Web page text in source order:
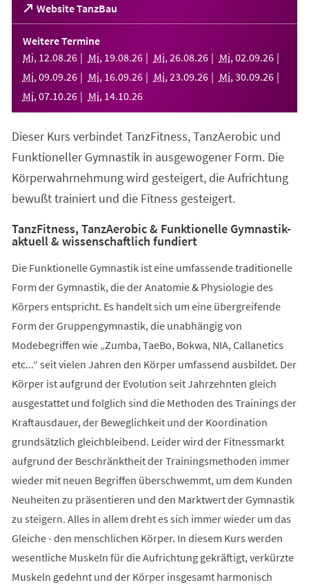
Website TanzBau
(Öffnet
in
einem
neuen
Tab)
Weitere Termine
Mi, 12.08.26 Mi, 19.08.26 Mi, 26.08.26 Mi, 02.09.26
Mi, 09.09.26 Mi, 16.09.26 Mi, 23.09.26 Mi, 30.09.26
Mi, 07.10.26 Mi, 14.10.26
Dieser Kurs verbindet TanzFitness, TanzAerobic und
Funktioneller Gymnastik in ausgewogener Form. Die
Körperwahrnehmung wird gesteigert, die Aufrichtung
bewußt trainiert und die Fitness gesteigert.
TanzFitness, TanzAerobic & Funktionelle Gymnastik-
aktuell & wissenschaftlich fundiert
Die Funktionelle Gymnastik ist eine umfassende traditionelle
Form der Gymnastik, die der Anatomie & Physiologie des
Körpers entspricht. Es handelt sich um eine übergreifende
Form der Gruppengymnastik, die unabhängig von
Modebegriffen wie „Zumba, TaeBo, Bokwa, NIA, Callanetics
etc...“ seit vielen Jahren den Körper umfassend ausbildet. Der
Körper ist aufgrund der Evolution seit Jahrzehnten gleich
ausgestattet und folglich sind die Methoden des Trainings der
Kraftausdauer, der Beweglichkeit und der Koordination
grundsätzlich gleichbleibend. Leider wird der Fitnessmarkt
aufgrund der Beschränktheit der Trainingsmethoden immer
wieder mit neuen Begriffen überschwemmt, um dem Kunden
Neuheiten zu präsentieren und den Marktwert der Gymnastik
zu steigern. Alles in allem dreht es sich immer wieder um das
Gleiche - den menschlichen Körper. In diesem Kurs werden
wesentliche Muskeln für die Aufrichtung gekräftigt, verkürzte
Muskeln gedehnt und der Körper insgesamt harmonisch